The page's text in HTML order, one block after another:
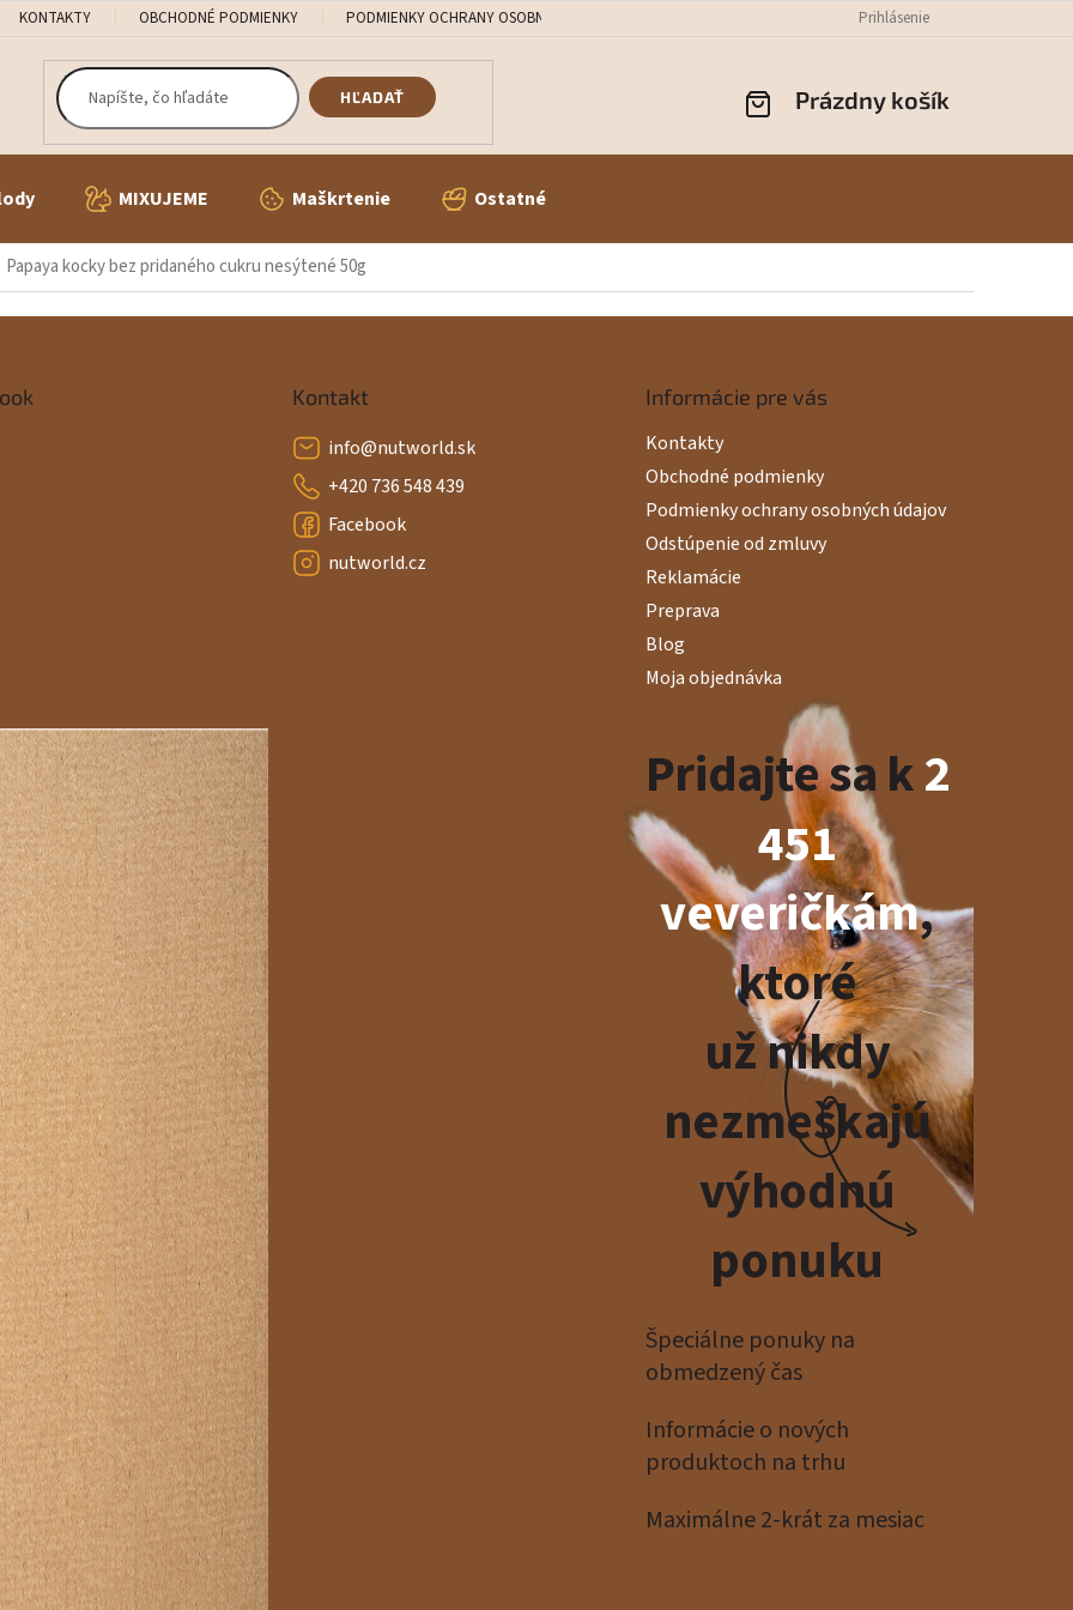
KONTAKTY OBCHODNÉ PODMIENKY PODMIENKY OCHRANY OSOBNÝCH ÚDAJOV REKLAMÁCIE
Prihlásenie
HĽADAŤ
NÁKUPNÝ
Prázdny košík
MIXUJEME Maškrtenie Ostatné
Papaya kocky bez pridaného cukru nesýtené 50g
Kontakt
info@nutworld.sk
+420 736 548 439
Facebook
nutworld.cz
Informácie pre vás
Kontakty
Obchodné podmienky
Podmienky ochrany osobných údajov
Odstúpenie od zmluvy
Reklamácie
Preprava
Blog
Moja objednávka
Pridajte sa k2
451
veveričkám,
ktoré
už nikdy
nezmeškajú
výhodnú
ponuku
Špeciálne ponuky na
obmedzený čas
Informácie o nových
produktoch na trhu
Maximálne 2-krát za mesiac